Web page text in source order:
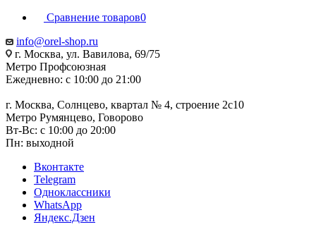
Сравнение товаров0
info@orel-shop.ru
г. Москва, ул. Вавилова, 69/75
Метро Профсоюзная
Ежедневно: с 10:00 до 21:00
г. Москва, Солнцево, квартал № 4, строение 2с10
Метро Румянцево, Говорово
Вт-Вс: с 10:00 до 20:00
Пн: выходной
Вконтакте
Telegram
Одноклассники
WhatsApp
Яндекс.Дзен